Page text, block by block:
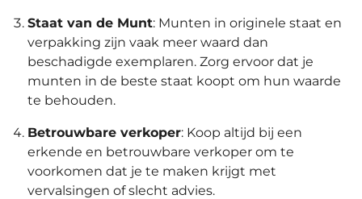
Staat van de Munt: Munten in originele staat en
verpakking zijn vaak meer waard dan
beschadigde exemplaren. Zorg ervoor dat je
munten in de beste staat koopt om hun waarde
te behouden.
Betrouwbare verkoper: Koop altijd bij een
erkende en betrouwbare verkoper om te
voorkomen dat je te maken krijgt met
vervalsingen of slecht advies.